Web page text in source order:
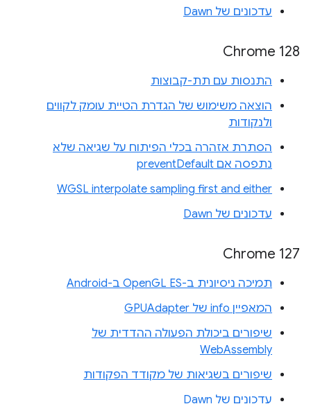
עדכונים של Dawn
‫Chrome 128
התנסות עם תת-קבוצות
הוצאה משימוש של הגדרת הטיית עומק לקווים
ולנקודות
הסתרת אזהרה בכלי הפיתוח על שגיאה שלא
נתפסה אם preventDefault
WGSL interpolate sampling first and either
עדכונים של Dawn
Chrome 127
תמיכה ניסיונית ב-OpenGL ES ב-Android
המאפיין info של GPUAdapter
שיפורים ביכולת הפעולה ההדדית של
WebAssembly
שיפורים בשגיאות של מקודד הפקודות
עדכונים של Dawn